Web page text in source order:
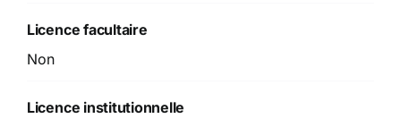
Licence facultaire
Non
Licence institutionnelle